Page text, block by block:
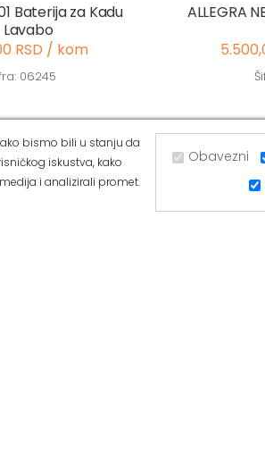
Baterija za Kadu
RSD / kom
06245
ALLEGRA
11277 Ugrinovci
ALVOS
bismo bili u stanju da
iskustva, kako
i analizirali promet.
Obavezni